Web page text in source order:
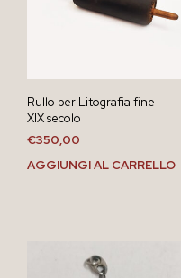
Rullo per Litografia fine
XIX secolo
€350,00
AGGIUNGI AL CARRELLO